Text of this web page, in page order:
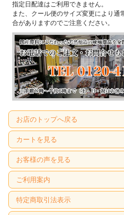
指定日配達はご利用できません。
また、クール便のサイズ変更により通
合がありますのでご注意ください。
お店のトップへ戻る
カートを見る
お客様の声を見る
ご利用案内
特定商取引法表示